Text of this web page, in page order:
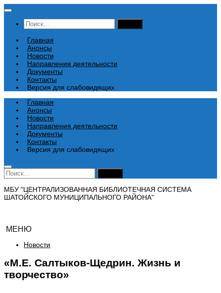
Перейти
содержимому
Найти:
Главная
Анонсы
Новости
Направления деятельности
Документы
Контакты
Версия для слабовидящих
Главная
Анонсы
Новости
Направления деятельности
Документы
Контакты
Версия для слабовидящих
Найти:
МБУ "ЦЕНТРАЛИЗОВАННАЯ БИБЛИОТЕЧНАЯ СИСТЕМА
ШАТОЙСКОГО МУНИЦИПАЛЬНОГО РАЙОНА"
МЕНЮ
Новости
«М.Е. Салтыков-Щедрин. Жизнь и
творчество»